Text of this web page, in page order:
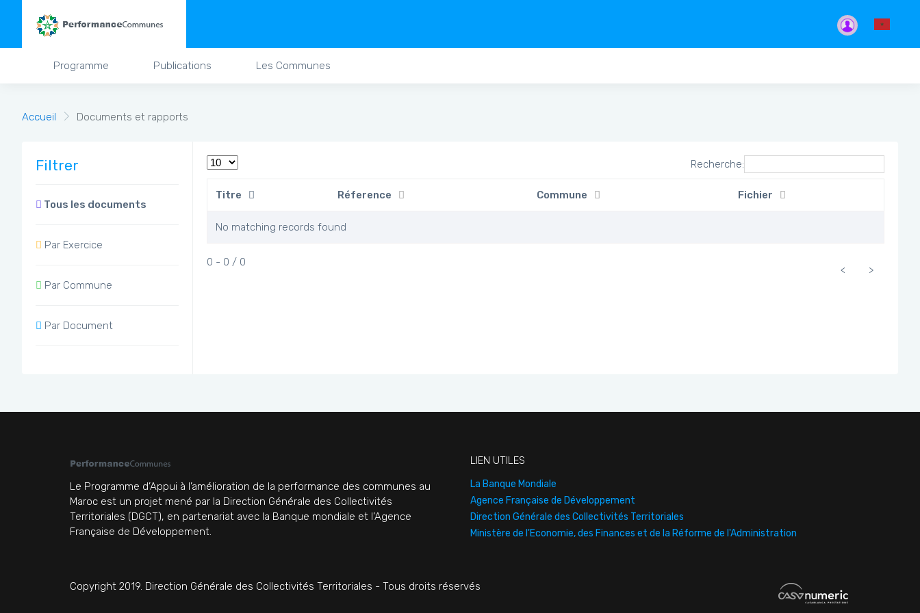
Programme Publications Les Communes
Accueil Documents et rapports
Filtrer
Tous les documents
Par Exercice
Par Commune
Par Document
Recherche:
Titre Réference Commune Fichier
No matching records found
0 - 0 / 0
< >
Le Programme d’Appui à l’amélioration de la performance des communes au
Maroc est un projet mené par la Direction Générale des Collectivités
Territoriales (DGCT), en partenariat avec la Banque mondiale et l’Agence
Française de Développement.
LIEN UTILES
La Banque Mondiale
Agence Française de Développement
Direction Générale des Collectivités Territoriales
Ministère de l'Economie, des Finances et de la Réforme de l'Administration
Copyright 2019. Direction Générale des Collectivités Territoriales - Tous droits réservés